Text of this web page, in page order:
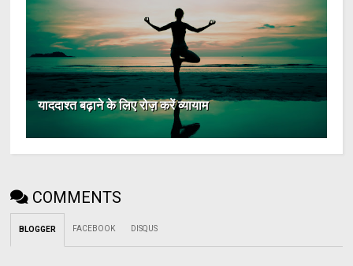
याददाश्त बढ़ाने के लिए रोज़ करें व्यायाम
COMMENTS
BLOGGER FACEBOOK DISQUS